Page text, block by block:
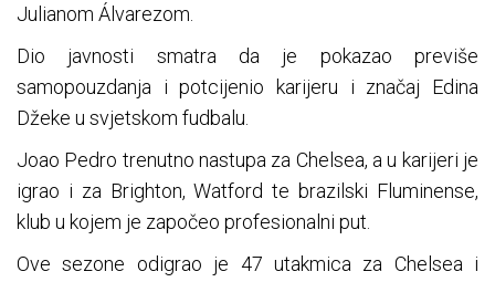
Julianom Álvarezom.
Dio javnosti smatra da je pokazao previše
samopouzdanja i potcijenio karijeru i značaj Edina
Džeke u svjetskom fudbalu.
Joao Pedro trenutno nastupa za Chelsea, a u karijeri je
igrao i za Brighton, Watford te brazilski Fluminense,
klub u kojem je započeo profesionalni put.
Ove sezone odigrao je 47 utakmica za Chelsea i